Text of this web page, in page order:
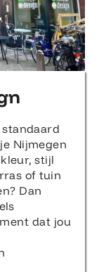
Nijmegen
stijl
of tuin
Dan
dat jou